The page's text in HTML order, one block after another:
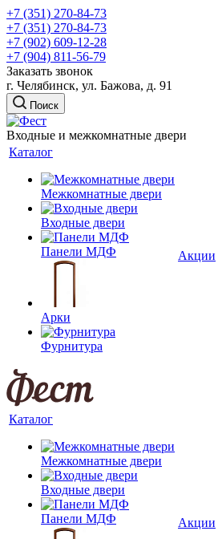
+7 (351) 270-84-73
+7 (351) 270-84-73
+7 (902) 609-12-28
+7 (904) 811-56-79
Заказать звонок
г. Челябинск, ул. Бажова, д. 91
Поиск
Входные и межкомнатные двери
Каталог
Межкомнатные двери
Входные двери
Панели МДФ
Арки
Фурнитура
Акции
Каталог
Межкомнатные двери
Входные двери
Панели МДФ Акции